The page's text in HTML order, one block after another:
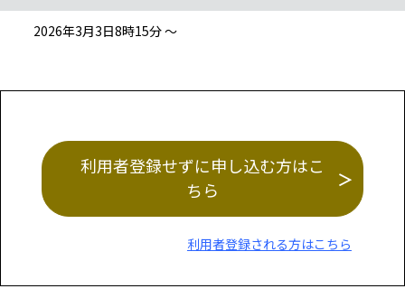
2026年3月3日8時15分 ～
利用者登録せずに申し込む方はこ
ちら
利用者登録される方はこちら